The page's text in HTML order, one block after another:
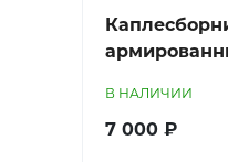
В НАЛИЧИИ
7 000 ₽